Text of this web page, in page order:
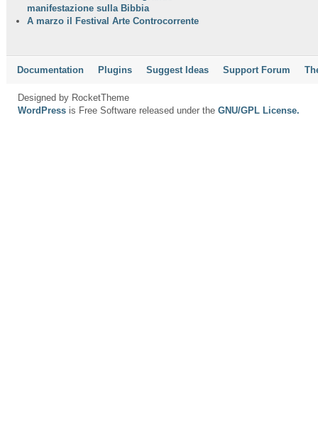
manifestazione sulla Bibbia
A marzo il Festival Arte Controcorrente
Documentation Plugins Suggest Ideas Support Forum
Designed by RocketTheme
WordPress is Free Software released under the GNU/GPL License.